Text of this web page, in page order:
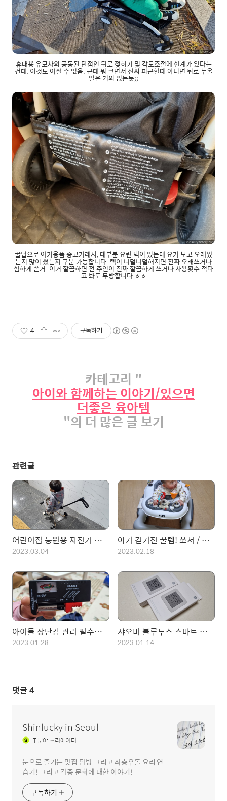
휴대용 유모차의 공통된 단점인 뒤로 젖히기 및 각도조절에 한계가 있다는
건데, 이것도 어쩔 수 없음. 근데 뭐 크면서 진짜 피곤할때 아니면 뒤로 누울
일은 거의 없는듯;;
꿀팁으로 아기용품 중고거래시, 대부분 요런 택이 있는데 요거 보고 오래썼
는지 많이 썼는지 구분 가능합니다. 텍이 너덜너덜해지면 진짜 오래쓰거나
험하게 쓴거. 이거 깔끔하면 전 주인이 진짜 깔끔하게 쓰거나 사용횟수 적다
고 봐도 무방합니다 ㅎㅎ
4 구독하기
카테고리 "
아이와 함께하는 이야기/있으면
더좋은 육아템
"의 더 많은 글 보기
관련글
어린이집 등원용 자전거 구매! 마이크로 트라이크
2023.03.04
아기 걷기전 꿀템! 쏘서 / 점퍼루 / 보행기 비교 및 제품소개
2023.02.18
아이들 장난감 관리 필수품! 배터리 테스터 HT-B100
2023.01.28
샤오미 블루투스 스마트 온습도계 2세대 사용 후기
2023.01.14
댓글 4
Shinlucky in Seoul
IT분야 크리에이터
눈으로 즐기는 맛집 탐방 그리고 좌충우돌 요리 연
습기! 그리고 각종 문화에 대한 이야기!
구독하기